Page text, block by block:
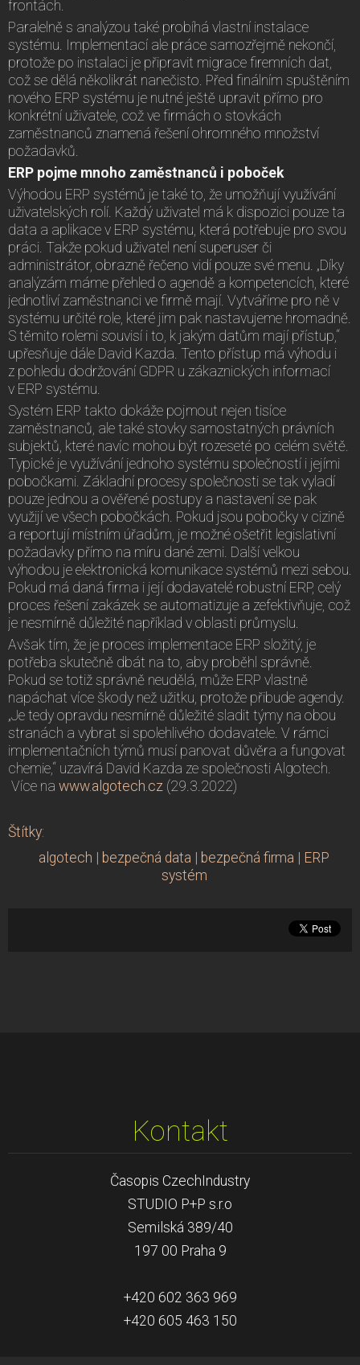
frontách.
Paralelně s analýzou také probíhá vlastní instalace
systému. Implementací ale práce samozřejmě nekončí,
protože po instalaci je připravit migrace firemních dat,
což se dělá několikrát nanečisto. Před finálním spuštěním
nového ERP systému je nutné ještě upravit přímo pro
konkrétní uživatele, což ve firmách o stovkách
zaměstnanců znamená řešení ohromného množství
požadavků.
ERP pojme mnoho zaměstnanců i poboček
Výhodou ERP systémů je také to, že umožňují využívání
uživatelských rolí. Každý uživatel má k dispozici pouze ta
data a aplikace v ERP systému, která potřebuje pro svou
práci. Takže pokud uživatel není superuser či
administrátor, obrazně řečeno vidí pouze své menu. „Díky
analýzám máme přehled o agendě a kompetencích, které
jednotliví zaměstnanci ve firmě mají. Vytváříme pro ně v
systému určité role, které jim pak nastavujeme hromadně.
S těmito rolemi souvisí i to, k jakým datům mají přístup,“
upřesňuje dále David Kazda. Tento přístup má výhodu i
z pohledu dodržování GDPR u zákaznických informací
v ERP systému.
Systém ERP takto dokáže pojmout nejen tisíce
zaměstnanců, ale také stovky samostatných právních
subjektů, které navíc mohou být rozeseté po celém světě.
Typické je využívání jednoho systému společností i jejími
pobočkami. Základní procesy společnosti se tak vyladí
pouze jednou a ověřené postupy a nastavení se pak
využijí ve všech pobočkách. Pokud jsou pobočky v cizině
a reportují místním úřadům, je možné ošetřit legislativní
požadavky přímo na míru dané zemi. Další velkou
výhodou je elektronická komunikace systémů mezi sebou.
Pokud má daná firma i její dodavatelé robustní ERP, celý
proces řešení zakázek se automatizuje a zefektivňuje, což
je nesmírně důležité například v oblasti průmyslu.
Avšak tím, že je proces implementace ERP složitý, je
potřeba skutečně dbát na to, aby proběhl správně.
Pokud se totiž správně neudělá, může ERP vlastně
napáchat více škody než užitku, protože přibude agendy.
„Je tedy opravdu nesmírně důležité sladit týmy na obou
stranách a vybrat si spolehlivého dodavatele. V rámci
implementačních týmů musí panovat důvěra a fungovat
chemie,“ uzavírá David Kazda ze společnosti Algotech.
Více na www.algotech.cz (29.3.2022)
Štítky:
algotech | bezpečná data | bezpečná firma | ERP
systém
Kontakt
Časopis CzechIndustry
STUDIO P+P s.r.o
Semilská 389/40
197 00 Praha 9
+420 602 363 969
+420 605 463 150